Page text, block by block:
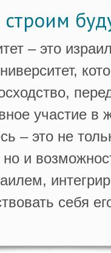
строим
– это
участие в
– это не
и
себя